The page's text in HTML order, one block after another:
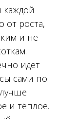
каждой
роста,
и не
идет
сами по
и тёплое.